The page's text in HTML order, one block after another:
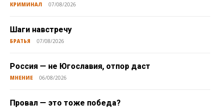
КРИМИНАЛ 07/08/2026
Шаги навстречу
БРАТЬЯ 07/08/2026
Россия — не Югославия, отпор даст
МНЕНИЕ 06/08/2026
Провал — это тоже победа?